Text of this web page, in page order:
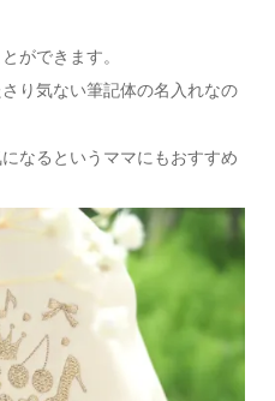
ができます。
り気ない筆記体の名入れなの
なるというママにもおすすめ